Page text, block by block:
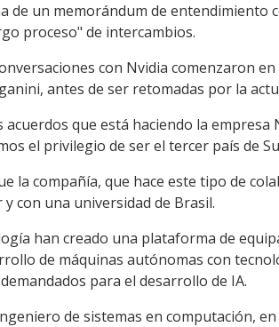
de un memorándum de
proceso" de intercambios.
con Nvidia comenzaron
antes de ser retomadas por la
acuerdos que está haciendo la
el privilegio de ser el tercer país de
la compañía, que hace este tipo de
y con una universidad de Brasil.
han creado una plataforma de
de máquinas autónomas con
para el desarrollo de IA.
de sistemas en computación,